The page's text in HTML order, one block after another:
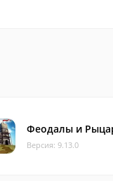
Феодалы и
Версия: 9.13.0